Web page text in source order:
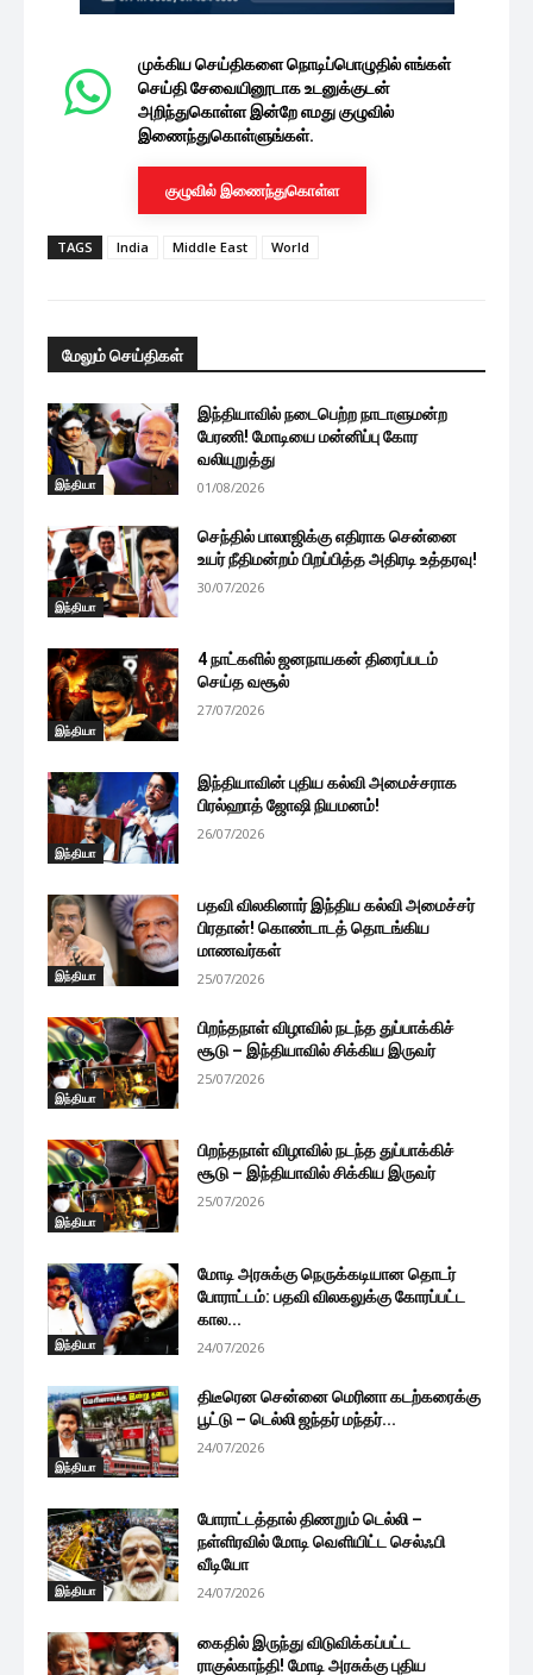
முக்கிய செய்திகளை நொடிப்பொழுதில் எங்கள்
செய்தி சேவையினூடாக உடனுக்குடன்
அறிந்துகொள்ள இன்றே எமது குழுவில்
இணைந்துகொள்ளுங்கள்.
குழுவில் இணைந்துகொள்ள
TAGS India Middle East World
மேலும் செய்திகள்
இந்தியா
இந்தியாவில் நடைபெற்ற நாடாளுமன்ற
பேரணி! மோடியை மன்னிப்பு கோர
வலியுறுத்து
01/08/2026
இந்தியா
செந்தில் பாலாஜிக்கு எதிராக சென்னை
உயர் நீதிமன்றம் பிறப்பித்த அதிரடி உத்தரவு!
30/07/2026
இந்தியா
4 நாட்களில் ஜனநாயகன் திரைப்படம்
செய்த வசூல்
27/07/2026
இந்தியா
இந்தியாவின் புதிய கல்வி அமைச்சராக
பிரல்ஹாத் ஜோஷி நியமனம்!
26/07/2026
இந்தியா
பதவி விலகினார் இந்திய கல்வி அமைச்சர்
பிரதான்! கொண்டாடத் தொடங்கிய
மாணவர்கள்
25/07/2026
இந்தியா
பிறந்தநாள் விழாவில் நடந்த துப்பாக்கிச்
சூடு – இந்தியாவில் சிக்கிய இருவர்
25/07/2026
இந்தியா
பிறந்தநாள் விழாவில் நடந்த துப்பாக்கிச்
சூடு – இந்தியாவில் சிக்கிய இருவர்
25/07/2026
இந்தியா
மோடி அரசுக்கு நெருக்கடியான தொடர்
போராட்டம்: பதவி விலகலுக்கு கோரப்பட்ட
கால...
24/07/2026
இந்தியா
திடீரென சென்னை மெரினா கடற்கரைக்கு
பூட்டு – டெல்லி ஜந்தர் மந்தர்...
24/07/2026
இந்தியா
போராட்டத்தால் திணறும் டெல்லி –
நள்ளிரவில் மோடி வெளியிட்ட செல்ஃபி
வீடியோ
24/07/2026
கைதில் இருந்து விடுவிக்கப்பட்ட
ராகுல்காந்தி! மோடி அரசுக்கு புதிய